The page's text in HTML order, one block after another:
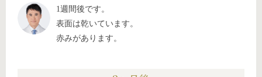
1週間後です。
表面は乾いています。
赤みがあります。